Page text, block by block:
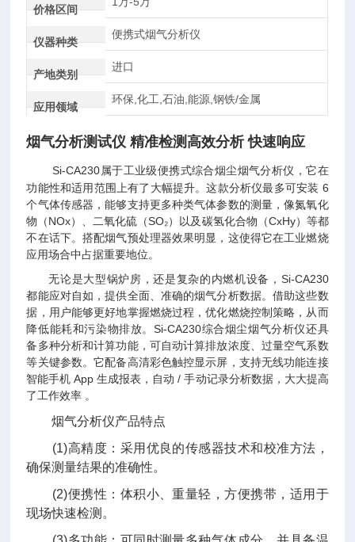
价格区间
仪器种类
便携式烟气分析仪
产地类别
进口
应用领域
环保,化工,石油,能源,钢铁/金属
烟气分析测试仪 精准检测高效分析 快速响应
Si-CA230属于工业级便携式综合烟尘烟气分析仪，它在
功能性和适用范围上有了大幅提升。这款分析仪最多可安装 6
个气体传感器，能够支持更多种类气体参数的测量，像氮氧化
物（NOx）、二氧化硫（SO₂）以及碳氢化合物（CxHy）等都
不在话下。搭配烟气预处理器效果明显，这使得它在工业燃烧
应用场合中占据重要地位。
无论是大型锅炉房，还是复杂的内燃机设备，Si-CA230
都能应对自如，提供全面、准确的烟气分析数据。借助这些数
据，用户能够更好地掌握燃烧过程，优化燃烧控制策略，从而
降低能耗和污染物排放。Si-CA230综合烟尘烟气分析仪还具
备多种分析和计算功能，可自动计算排放浓度、过量空气系数
等关键参数。它配备高清彩色触控显示屏，支持无线功能连接
智能手机 App 生成报表，自动 / 手动记录分析数据，大大提高
了工作效率 。
烟气分析仪产品特点
(1)高精度：采用优良的传感器技术和校准方法，
确保测量结果的准确性。
(2)便携性：体积小、重量轻，方便携带，适用于
现场快速检测。